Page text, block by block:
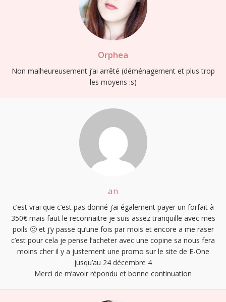
Orphea
Non malheureusement j’ai arrêté (déménagement et plus trop
les moyens :s)
an
c’est vrai que c’est pas donné j’ai également payer un forfait à
350€ mais faut le reconnaitre je suis assez tranquille avec mes
poils 🙂 et j’y passe qu’une fois par mois et encore a me raser
c’est pour cela je pense l’acheter avec une copine sa nous fera
moins cher il y a justement une promo sur le site de E-One
jusqu’au 24 décembre 4
Merci de m’avoir répondu et bonne continuation